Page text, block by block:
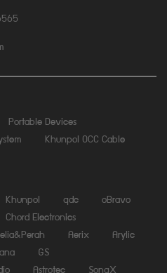
Portable Devices
Khunpol OCC Cable
Khunpol qdc
oBravo
Chord Electronics
Aerix
Arylic
GS
Astrotec
SongX